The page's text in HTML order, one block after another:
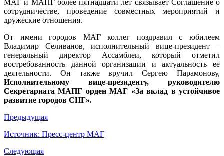
МАГ и МАПГ более пятнадцати лет связывает Соглашение о
сотрудничестве, проведение совместных мероприятий и
дружеские отношения.
От имени городов МАГ коллег поздравил с юбилеем
Владимир Селиванов, исполнительный вице-президент –
генеральный директор Ассамблеи, который отметил
востребованность данной организации и актуальность ее
деятельности. Он также вручил Сергею Парамонову,
Исполнительному вице-президенту, руководителю
Секретариата МАПГ орден МАГ «За вклад в устойчивое
развитие городов СНГ».
Предыдущая
Источник: Пресс-центр МАГ
Следующая